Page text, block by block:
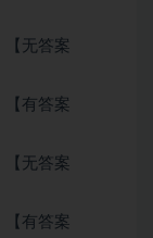
【无答案
【有答案
【无答案
【有答案